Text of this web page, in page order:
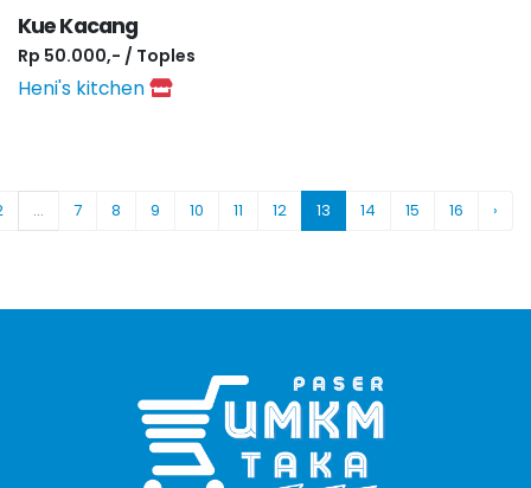
Kue Kacang
Rp 50.000,- / Toples
Heni's kitchen
... 7 8 9 10 11 12 13 14 15 16 ›